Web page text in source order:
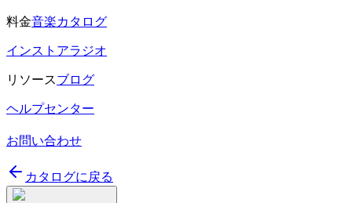
料金音楽カタログ
インストアラジオ
リソースブログ
ヘルプセンター
お問い合わせ
カタログに戻る